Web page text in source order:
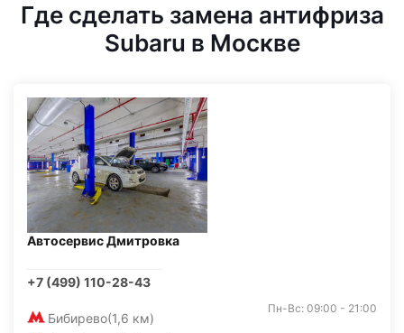
Где сделать замена антифриза
Subaru в Москве
Автосервис Дмитровка
+7 (499) 110-28-43
Бибирево(1,6 км)
Пн-Вс: 09:00 - 21:00